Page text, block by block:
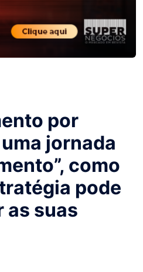
por
jornada
como
pode
as suas